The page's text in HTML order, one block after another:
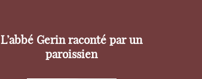
L’abbé Gerin raconté par un
paroissien